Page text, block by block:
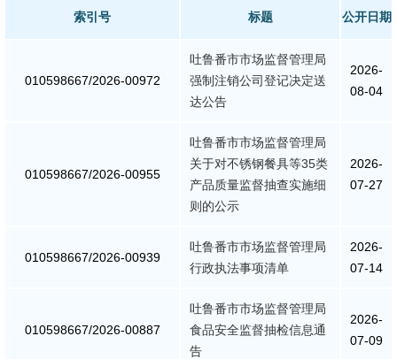
食药安全
应急管理
索引号 标题 公开日期
010598667/2026-00972
吐鲁番市市场监督管理局
强制注销公司登记决定送
达公告
2026-
08-04
010598667/2026-00955
吐鲁番市市场监督管理局
关于对不锈钢餐具等35类
产品质量监督抽查实施细
则的公示
2026-
07-27
010598667/2026-00939
吐鲁番市市场监督管理局
行政执法事项清单
2026-
07-14
010598667/2026-00887
吐鲁番市市场监督管理局
食品安全监督抽检信息通
告
2026-
07-09